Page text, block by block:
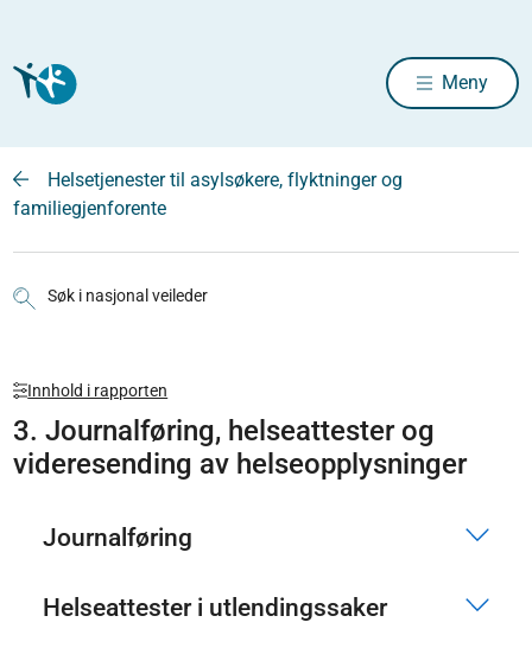
Meny
Helsetjenester til asylsøkere, flyktninger og
familiegjenforente
Søk i nasjonal veileder
Innhold i rapporten
3. Journalføring, helseattester og
videresending av helseopplysninger
Journalføring
Helseattester i utlendingssaker